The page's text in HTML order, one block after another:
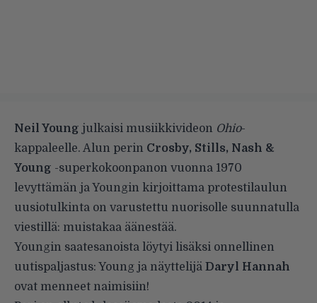
Neil Young julkaisi musiikkivideon Ohio-
kappaleelle. Alun perin Crosby, Stills, Nash &
Young -superkokoonpanon vuonna 1970
levyttämän ja Youngin kirjoittama protestilaulun
uusiotulkinta on varustettu nuorisolle suunnatulla
viestillä: muistakaa äänestää.
Youngin saatesanoista löytyi lisäksi onnellinen
uutispaljastus: Young ja näyttelijä Daryl Hannah
ovat menneet naimisiin!